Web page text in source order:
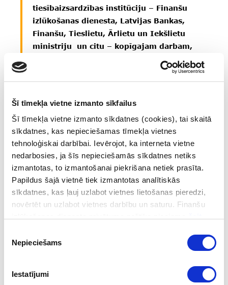
Šī tīmekļa vietne izmanto sīkfailus
Šī tīmekļa vietne izmanto sīkdatnes (cookies), tai skaitā
sīkdatnes, kas nepieciešamas tīmekļa vietnes
tehnoloģiskai darbībai. Ievērojot, ka interneta vietne
nedarbosies, ja šīs nepieciešamās sīkdatnes netiks
izmantotas, to izmantošanai piekrišana netiek prasīta.
Papildus šajā vietnē tiek izmantotas analītiskās
sīkdatnes, kas ļauj uzlabot vietnes lietošanas pieredzi,
novērtēt un uzlabot vietnes darbību un saturu. Finanšu
izvēle
Nepieciešams
Iestatījumi
tiesībaizsardzības institūciju – Finanšu
izlūkošanas dienesta, Latvijas Bankas,
Finanšu, Tieslietu, Ārlietu un Iekšlietu
ministriju un citu – kopīgajam darbam,
stiprinot valsts finanšu sistēmu un
atjaunojot pasaules ekspertu uzticību. Ar
nepacietību gaidām novērtējuma
Latvija kā pirmā valsts pieteicās MONEYVAL 6. kārtas
novērtējumam, ko veica pēc jaunās FATF metodoloģijas,
tādējādi apliecinot valsts stratēģisko mērķi – atjaunot un
stiprināt savu reputāciju starptautiskajā finanšu sistēmā.
Pēc iepriekšējā ziņojuma Latvija veica izmaiņas, lai
nodrošinātu naudas atmazgāšanas novēršanas sistēmas
efektivitāti un atbilstību FATF standartiem. Izmaiņas arī
Lai gatavošanās novērtējumam noritētu efektīvi un
koordinēti, 2023. gada jūlijā ar Ministru prezidenta
rīkojumu tika izveidota starpinstitucionāla darba grupa